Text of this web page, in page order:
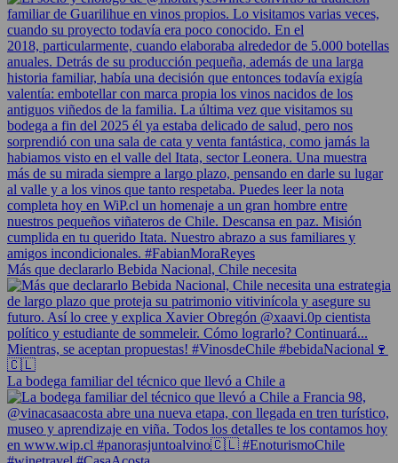
Más que declararlo Bebida Nacional, Chile necesita
La bodega familiar del técnico que llevó a Chile a